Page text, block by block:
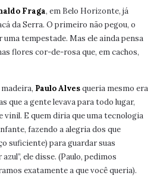
Fraga, em Belo Horizonte, já
da Serra. O primeiro não pegou, o
tempestade. Mas ele ainda pensa
flores cor-de-rosa que, em cachos,
Paulo Alvesqueria mesmo era
que a gente levava para todo lugar,
vinil. E quem diria que uma tecnologia
fazendo a alegria dos que
suficiente) para guardar suas
ele disse. (Paulo, pedimos
exatamente a que você queria).